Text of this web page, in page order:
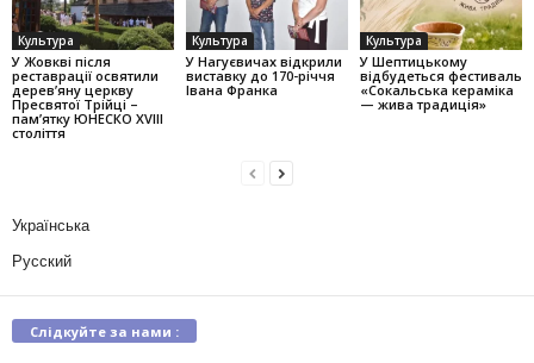
Культура
У Жовкві після
реставрації освятили
дерев’яну церкву
Пресвятої Трійці –
пам’ятку ЮНЕСКО XVIII
століття
Культура
У Нагуєвичах відкрили
виставку до 170-річчя
Івана Франка
Культура
У Шептицькому
відбудеться фестиваль
«Сокальська кераміка
— жива традиція»
Українська
Русский
Слідкуйте за нами :